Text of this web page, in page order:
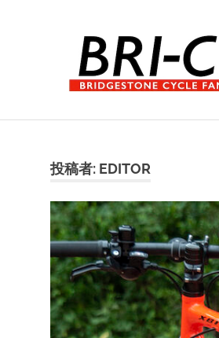
ス
ャ
ン
投稿者: EDITOR